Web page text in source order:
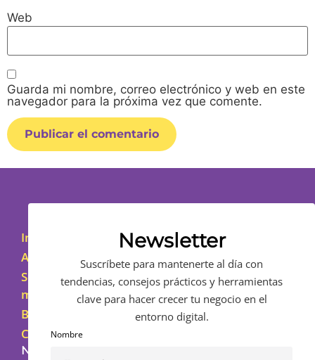
Web
Guarda mi nombre, correo electrónico y web en este
navegador para la próxima vez que comente.
Alternative:
Inicio
Asesoramiento
Sobre
mí
Blog
Contacto
NUESTRAS
Newsletter
Suscríbete para mantenerte al día con
tendencias, consejos prácticos y herramientas
clave para hacer crecer tu negocio en el
entorno digital.
Nombre